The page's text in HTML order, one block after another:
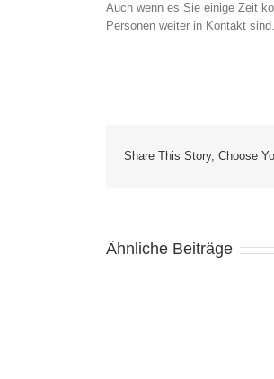
Auch wenn es Sie einige Zeit
Personen weiter in Kontakt
Share This Story, Choose
Ähnliche Beiträge